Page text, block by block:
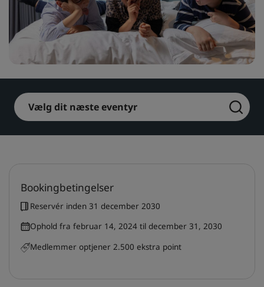
Park Plaza Park Inn by Radisson
Prize by Radisson Country Inn & Suites
Kunlun
Centrum-hoteller
Besøg vores blog
Vælg dit næste eventyr
Bookingbetingelser
Reservér inden 31 december 2030
Ophold fra februar 14, 2024 til december 31, 2030
Medlemmer optjener 2.500 ekstra point